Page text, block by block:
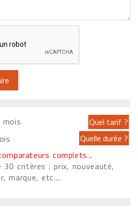
complets...
30 critères : prix, nouveauté,
marque, etc....